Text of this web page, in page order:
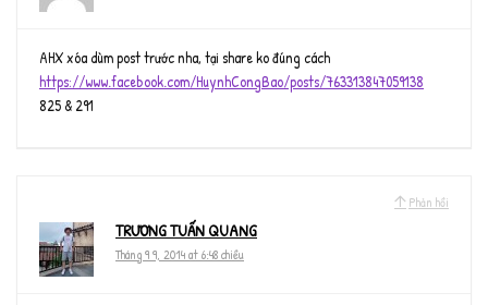
AHX xóa dùm post trước nha, tại share ko đúng cách
https://www.facebook.com/HuynhCongBao/posts/763313847059138
825 & 291
Phản hồi
TRƯƠNG TUẤN QUANG
Tháng 9 9, 2014 at 6:48 chiều